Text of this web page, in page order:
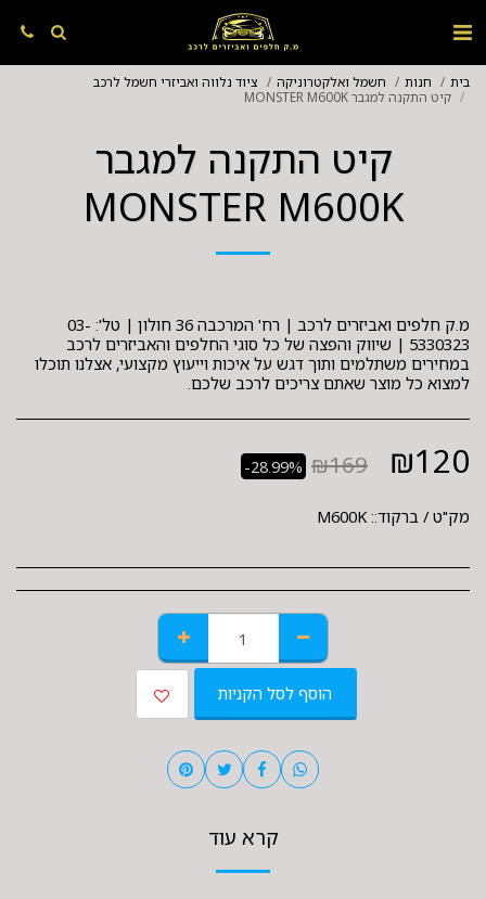
בית חנות חשמל ואלקטרוניקה
ציוד נלווה ואביזרי חשמל לרכב
קיט התקנה למגבר MONSTER M600K
קיט התקנה למגבר
MONSTER M600K
מ.ק חלפים ואביזרים לרכב | רח' המרכבה 36 חולון | טל': 03-
5330323 | שיווק והפצה של כל סוגי החלפים והאביזרים לרכב
במחירים משתלמים ותוך דגש על איכות וייעוץ מקצועי, אצלנו תוכלו
למצוא כל מוצר שאתם צריכים לרכב שלכם.
₪120
₪169
-28.99%
מק"ט / ברקוד:: M600K
הוסף לסל הקניות
קרא עוד